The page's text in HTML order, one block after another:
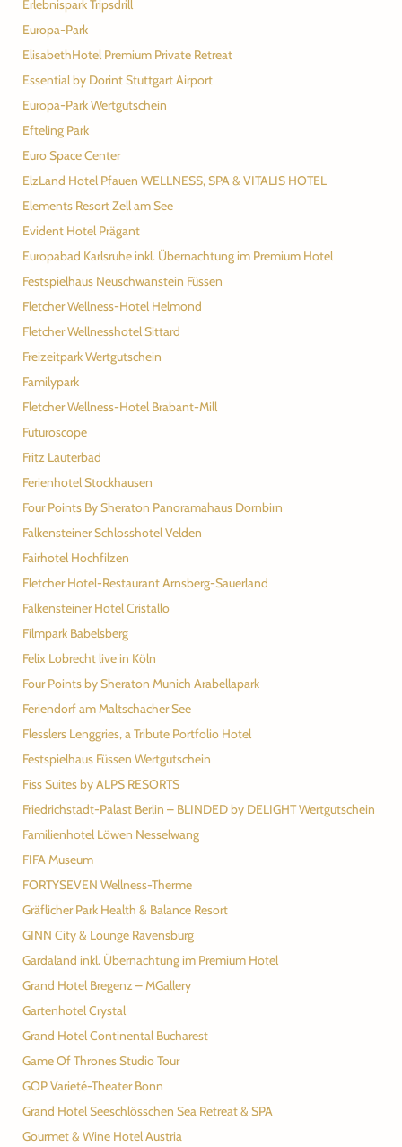
Erlebnispark Tripsdrill
Europa-Park
ElisabethHotel Premium Private Retreat
Essential by Dorint Stuttgart Airport
Europa-Park Wertgutschein
Efteling Park
Euro Space Center
ElzLand Hotel Pfauen WELLNESS, SPA & VITALIS HOTEL
Elements Resort Zell am See
Evident Hotel Prägant
Europabad Karlsruhe inkl. Übernachtung im Premium Hotel
Festspielhaus Neuschwanstein Füssen
Fletcher Wellness-Hotel Helmond
Fletcher Wellnesshotel Sittard
Freizeitpark Wertgutschein
Familypark
Fletcher Wellness-Hotel Brabant-Mill
Futuroscope
Fritz Lauterbad
Ferienhotel Stockhausen
Four Points By Sheraton Panoramahaus Dornbirn
Falkensteiner Schlosshotel Velden
Fairhotel Hochfilzen
Fletcher Hotel-Restaurant Arnsberg-Sauerland
Falkensteiner Hotel Cristallo
Filmpark Babelsberg
Felix Lobrecht live in Köln
Four Points by Sheraton Munich Arabellapark
Feriendorf am Maltschacher See
Flesslers Lenggries, a Tribute Portfolio Hotel
Festspielhaus Füssen Wertgutschein
Fiss Suites by ALPS RESORTS
Friedrichstadt-Palast Berlin – BLINDED by DELIGHT Wertgutschein
Familienhotel Löwen Nesselwang
FIFA Museum
FORTYSEVEN Wellness-Therme
Gräflicher Park Health & Balance Resort
GINN City & Lounge Ravensburg
Gardaland inkl. Übernachtung im Premium Hotel
Grand Hotel Bregenz – MGallery
Gartenhotel Crystal
Grand Hotel Continental Bucharest
Game Of Thrones Studio Tour
GOP Varieté-Theater Bonn
Grand Hotel Seeschlösschen Sea Retreat & SPA
Gourmet & Wine Hotel Austria